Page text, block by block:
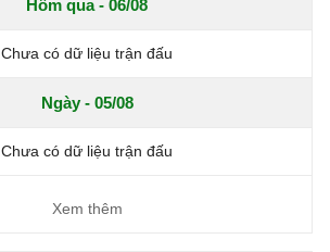
Hôm qua - 06/08
Chưa có dữ liệu trận đấu
Ngày - 05/08
Chưa có dữ liệu trận đấu
Xem thêm